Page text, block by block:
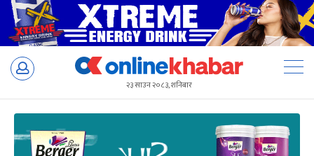
Skip
२३ साउन २०८३, शनिबार